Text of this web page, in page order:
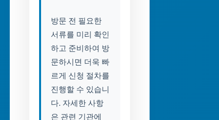
방문 전 필요한
서류를 미리 확인
하고 준비하여 방
문하시면 더욱 빠
르게 신청 절차를
진행할 수 있습니
다. 자세한 사항
은 관련 기관에